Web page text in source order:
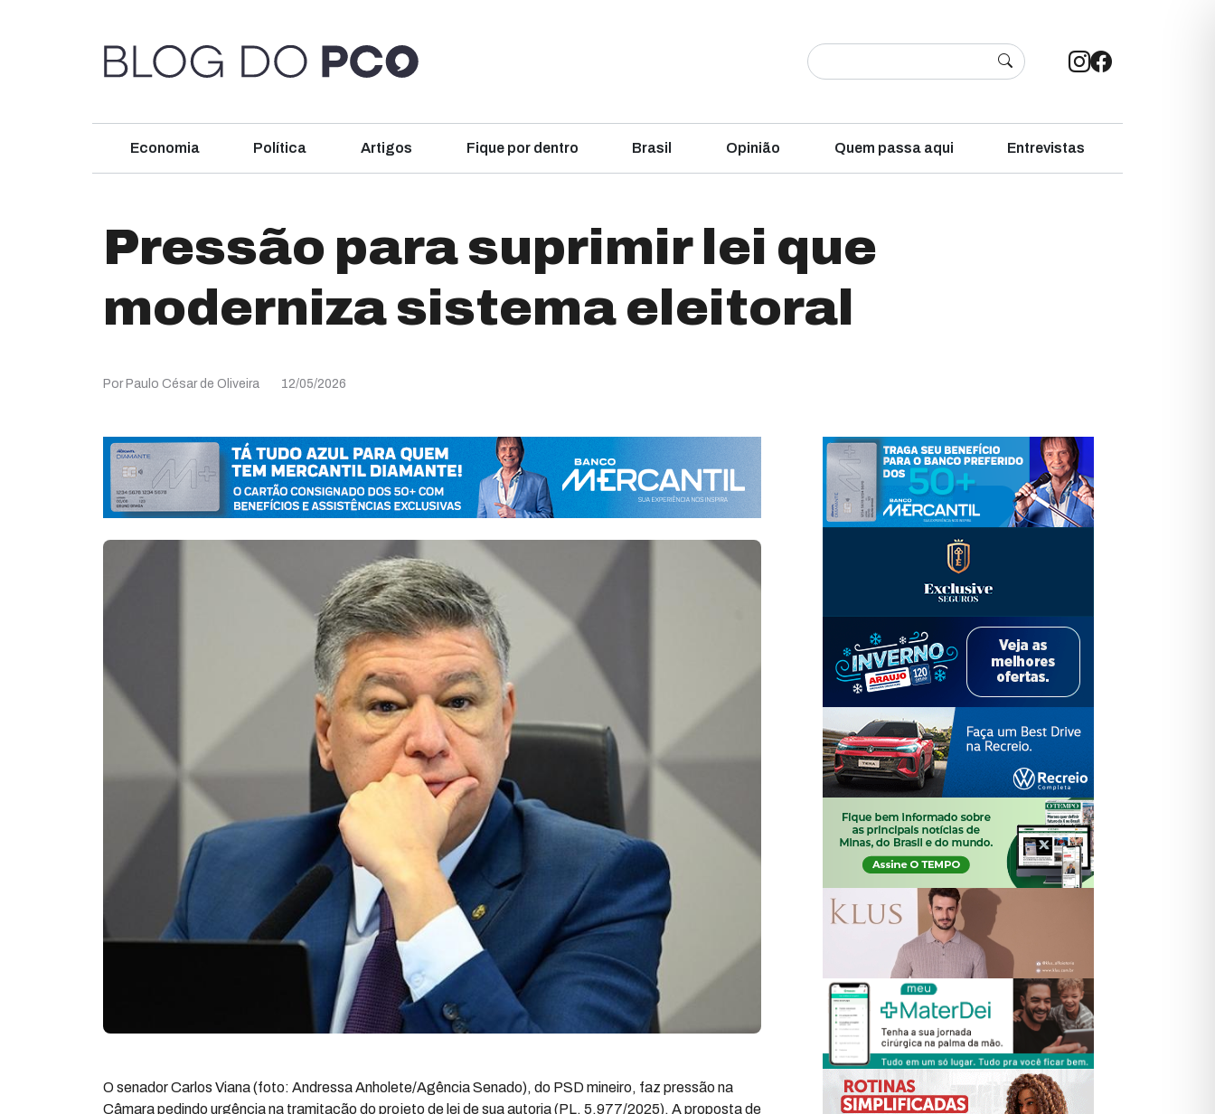
Economia Política Artigos Fique por dentro Brasil Opinião Quem passa aqui Entrevistas
Pressão para suprimir lei que
moderniza sistema eleitoral
Por Paulo César de Oliveira 12/05/2026
O senador Carlos Viana (foto: Andressa Anholete/Agência Senado), do PSD mineiro, faz pressão na
Câmara pedindo urgência na tramitação do projeto de lei de sua autoria (PL. 5.977/2025). A proposta de